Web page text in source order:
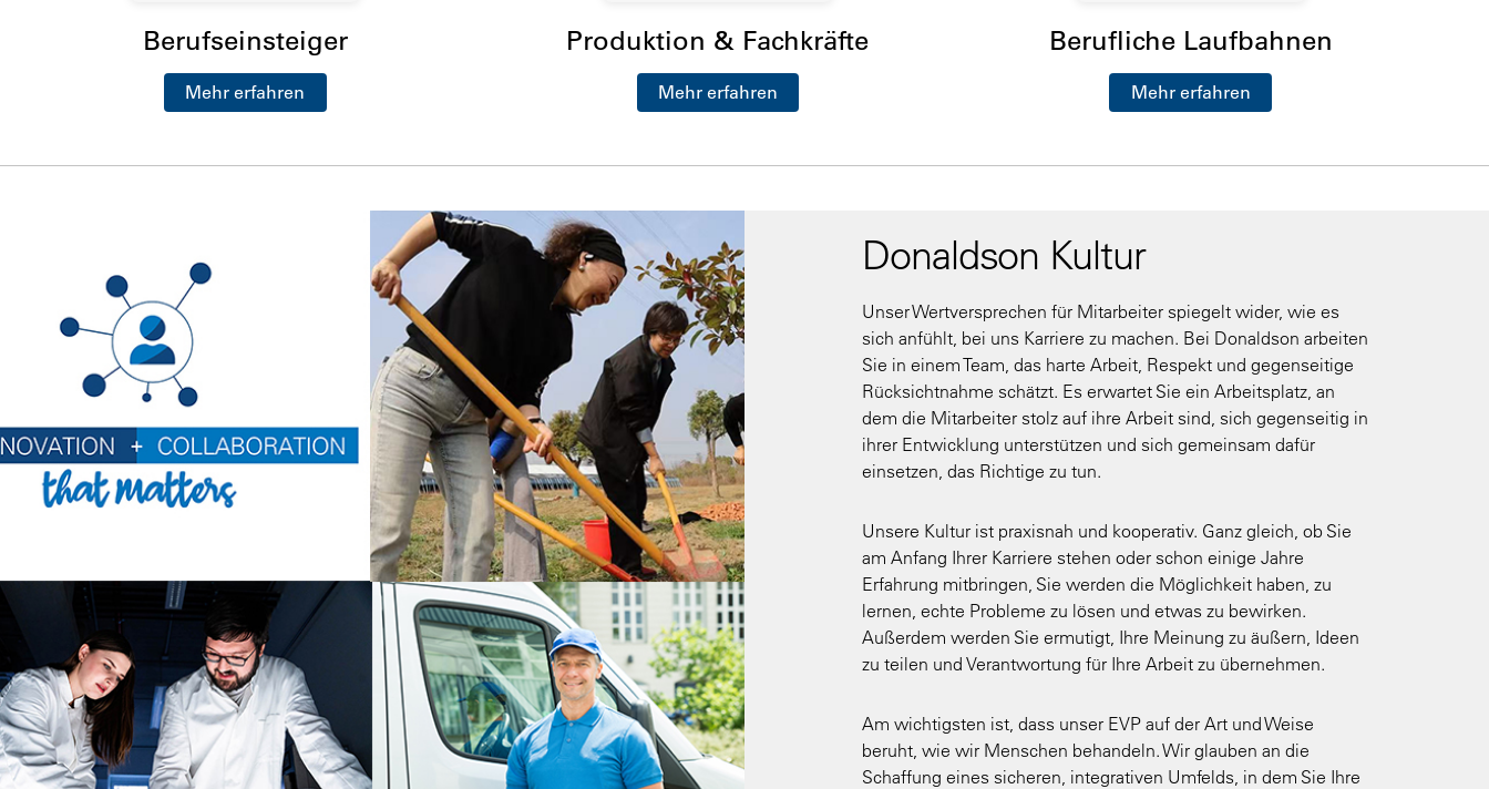
Berufseinsteiger
Mehr erfahren
Produktion & Fachkräfte
Mehr erfahren
Berufliche Laufbahnen
Mehr erfahren
Donaldson Kultur
Unser Wertversprechen für Mitarbeiter spiegelt wider, wie es
sich anfühlt, bei uns Karriere zu machen. Bei Donaldson arbeiten
Sie in einem Team, das harte Arbeit, Respekt und gegenseitige
Rücksichtnahme schätzt. Es erwartet Sie ein Arbeitsplatz, an
dem die Mitarbeiter stolz auf ihre Arbeit sind, sich gegenseitig in
ihrer Entwicklung unterstützen und sich gemeinsam dafür
einsetzen, das Richtige zu tun.
Unsere Kultur ist praxisnah und kooperativ. Ganz gleich, ob Sie
am Anfang Ihrer Karriere stehen oder schon einige Jahre
Erfahrung mitbringen, Sie werden die Möglichkeit haben, zu
lernen, echte Probleme zu lösen und etwas zu bewirken.
Außerdem werden Sie ermutigt, Ihre Meinung zu äußern, Ideen
zu teilen und Verantwortung für Ihre Arbeit zu übernehmen.
Am wichtigsten ist, dass unser EVP auf der Art und Weise
beruht, wie wir Menschen behandeln. Wir glauben an die
Schaffung eines sicheren, integrativen Umfelds, in dem Sie Ihre